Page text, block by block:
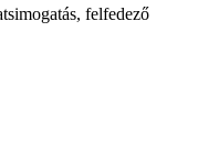
felfedező